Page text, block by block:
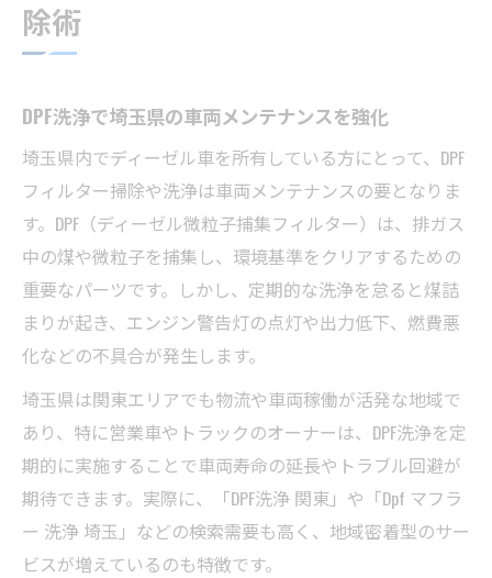
料金比較で分かる埼玉DPF洗浄の特徴
DPF洗浄の費用対効果と安心の選び方
ディーゼル車の燃費改善に役立つ洗浄方法
DPF洗浄による燃費改善の具体的な効果
燃費向上に効くDPF洗浄のポイント解説
DPF洗浄サービス選びで燃費を最適化
定期的なDPF洗浄が燃費悪化を防ぐ理由
埼玉県でおすすめのDPF洗浄方法とは
自分でできるDPF掃除の可能性と注意点
DPF洗浄は自分でできるかの判断基準
DIYでDPF洗浄を行う際の注意ポイント
自分でDPF洗浄する場合のリスクと対策
専門業者とDIYのDPF洗浄違いを比較
除術
DPF洗浄で埼玉県の車両メンテナンスを強化
埼玉県内でディーゼル車を所有している方にとって、DPF
フィルター掃除や洗浄は車両メンテナンスの要となりま
す。DPF（ディーゼル微粒子捕集フィルター）は、排ガス
中の煤や微粒子を捕集し、環境基準をクリアするための
重要なパーツです。しかし、定期的な洗浄を怠ると煤詰
まりが起き、エンジン警告灯の点灯や出力低下、燃費悪
化などの不具合が発生します。
埼玉県は関東エリアでも物流や車両稼働が活発な地域で
あり、特に営業車やトラックのオーナーは、DPF洗浄を定
期的に実施することで車両寿命の延長やトラブル回避が
期待できます。実際に、「DPF洗浄 関東」や「Dpf マフラ
ー 洗浄 埼玉」などの検索需要も高く、地域密着型のサー
ビスが増えているのも特徴です。